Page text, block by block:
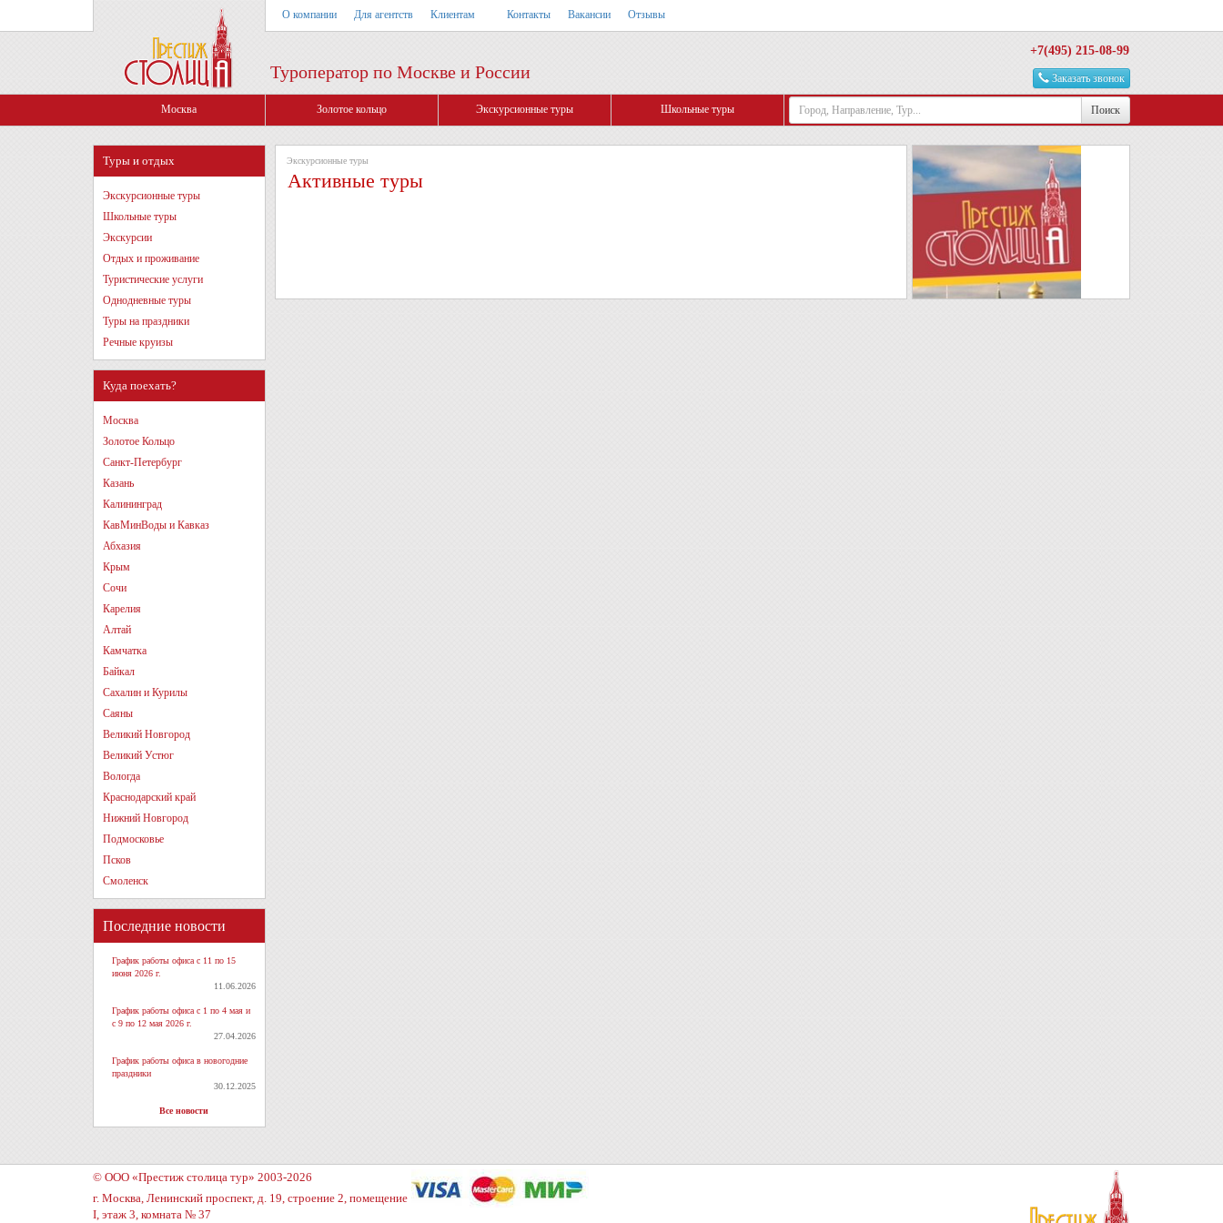
О компании Для агентств Клиентам Контакты Вакансии Отзывы
Туроператор по Москве и России
+7(495) 215-08-99
Заказать звонок
Москва Золотое кольцо Экскурсионные туры Школьные туры Поиск
Туры и отдых
Экскурсионные туры
Школьные туры
Экскурсии
Отдых и проживание
Туристические услуги
Однодневные туры
Туры на праздники
Речные круизы
Куда поехать?
Москва
Золотое Кольцо
Санкт-Петербург
Казань
Калининград
КавМинВоды и Кавказ
Абхазия
Крым
Сочи
Карелия
Алтай
Камчатка
Байкал
Сахалин и Курилы
Саяны
Великий Новгород
Великий Устюг
Вологда
Краснодарский край
Нижний Новгород
Подмосковье
Псков
Смоленск
Последние новости
График работы офиса с 11 по 15
июня 2026 г.
11.06.2026
График работы офиса с 1 по 4 мая и
с 9 по 12 мая 2026 г.
27.04.2026
График работы офиса в новогодние
праздники
30.12.2025
Все новости
Экскурсионные туры
Активные туры
© ООО «Престиж столица тур» 2003-2026
г. Москва, Ленинский проспект, д. 19, строение 2, помещение
I, этаж 3, комната № 37